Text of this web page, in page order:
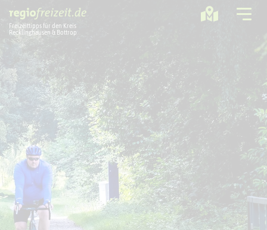
Freizeittipps für den Kreis
Recklinghausen & Bottrop
Ausflugstipps
Sport + Bewegung
Aktuelles
Freizeitregion